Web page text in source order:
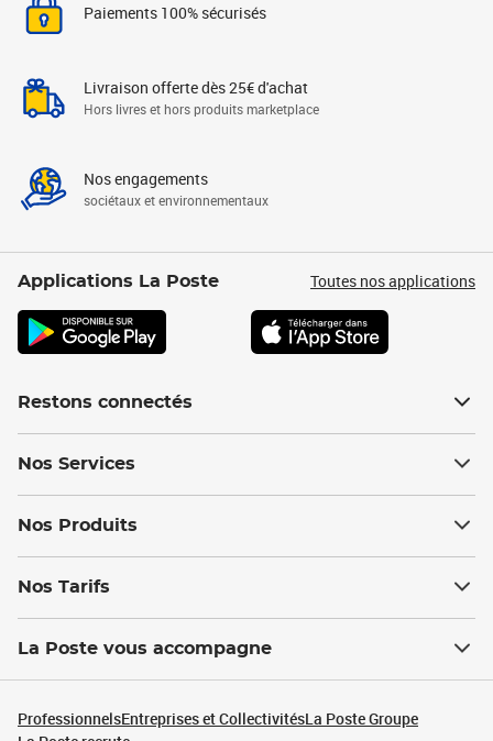
Paiements 100% sécurisés
Livraison offerte dès 25€ d'achat
Hors livres et hors produits marketplace
Nos engagements
sociétaux et environnementaux
Applications La Poste Toutes nos applications
Restons connectés
Nos Services
Nos Produits
Nos Tarifs
La Poste vous accompagne
ProfessionnelsEntreprises et CollectivitésLa Poste Groupe